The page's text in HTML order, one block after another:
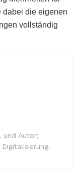
dabei die eigenen
vollständig
und Autor;